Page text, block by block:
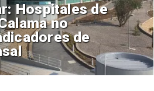
Hospitales de
no
de